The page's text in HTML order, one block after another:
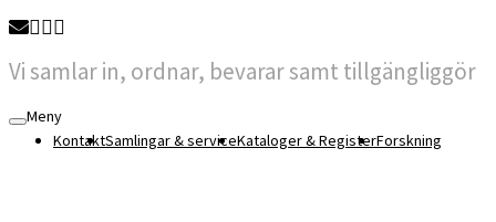
Vi samlar in, ordnar, bevarar samt tillgängliggör
Meny
KontaktSamlingar & serviceKataloger & RegisterForskning